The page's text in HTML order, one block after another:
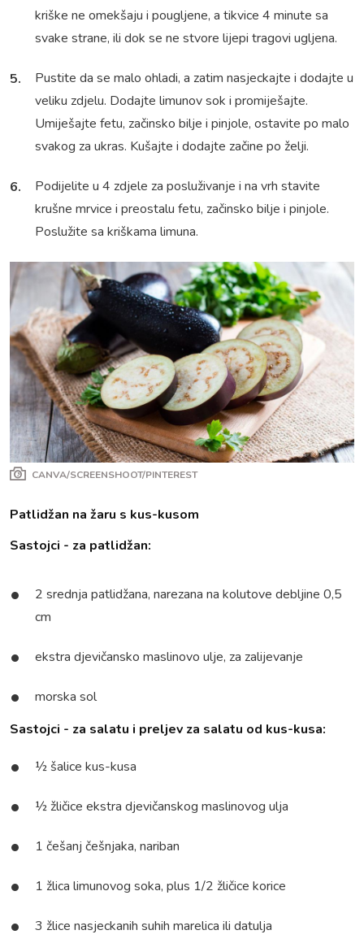
kriške ne omekšaju i pougljene, a tikvice 4 minute sa
svake strane, ili dok se ne stvore lijepi tragovi ugljena.
Pustite da se malo ohladi, a zatim nasjeckajte i dodajte u
veliku zdjelu. Dodajte limunov sok i promiješajte.
Umiješajte fetu, začinsko bilje i pinjole, ostavite po malo
svakog za ukras. Kušajte i dodajte začine po želji.
Podijelite u 4 zdjele za posluživanje i na vrh stavite
krušne mrvice i preostalu fetu, začinsko bilje i pinjole.
Poslužite sa kriškama limuna.
CANVA/SCREENSHOOT/PINTEREST
Patlidžan na žaru s kus-kusom
Sastojci - za patlidžan:
2 srednja patlidžana, narezana na kolutove debljine 0,5
cm
ekstra djevičansko maslinovo ulje, za zalijevanje
morska sol
Sastojci - za salatu i preljev za salatu od kus-kusa:
½ šalice kus-kusa
½ žličice ekstra djevičanskog maslinovog ulja
1 češanj češnjaka, nariban
1 žlica limunovog soka, plus 1/2 žličice korice
3 žlice nasjeckanih suhih marelica ili datulja